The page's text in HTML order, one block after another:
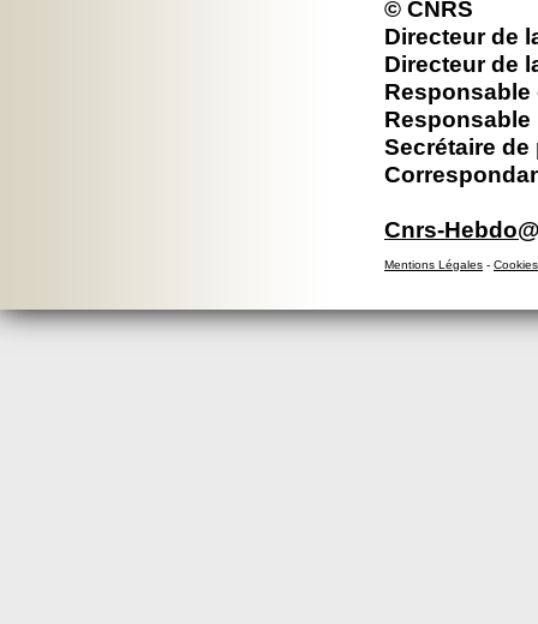
© CNRS
Directeur de
Directeur de
Responsable
Responsable
Secrétaire
Cnrs-
Mentions Légales - Cookies